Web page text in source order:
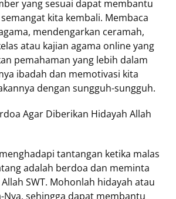
yang sesuai dapat membantu
kita kembali. Membaca
mendengarkan ceramah,
atau kajian agama online yang
pemahaman yang lebih dalam
ibadah dan memotivasi kita
dengan sungguh-sungguh.
Agar Diberikan Hidayah Allah
tantangan ketika malas
adalah berdoa dan meminta
SWT. Mohonlah hidayah atau
Nya, sehingga dapat membantu